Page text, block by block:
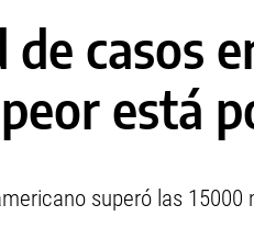
de casos
está
superó las